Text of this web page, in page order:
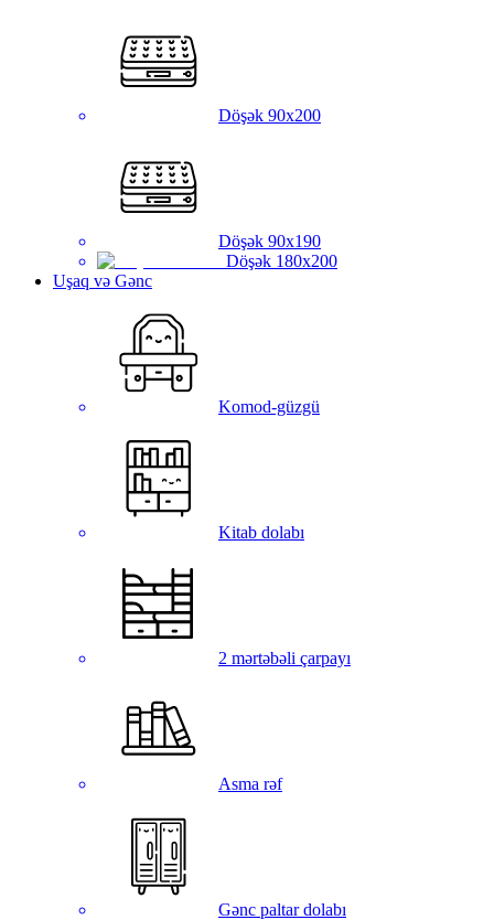
Döşək 90x200
Döşək 90x190
Döşək 180x200
Uşaq və Gənc
Komod-güzgü
Kitab dolabı
2 mərtəbəli çarpayı
Asma rəf
Gənc paltar dolabı